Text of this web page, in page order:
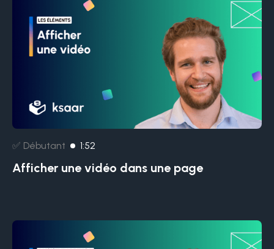
✅ Débutant 1:52
Afficher une vidéo dans une page